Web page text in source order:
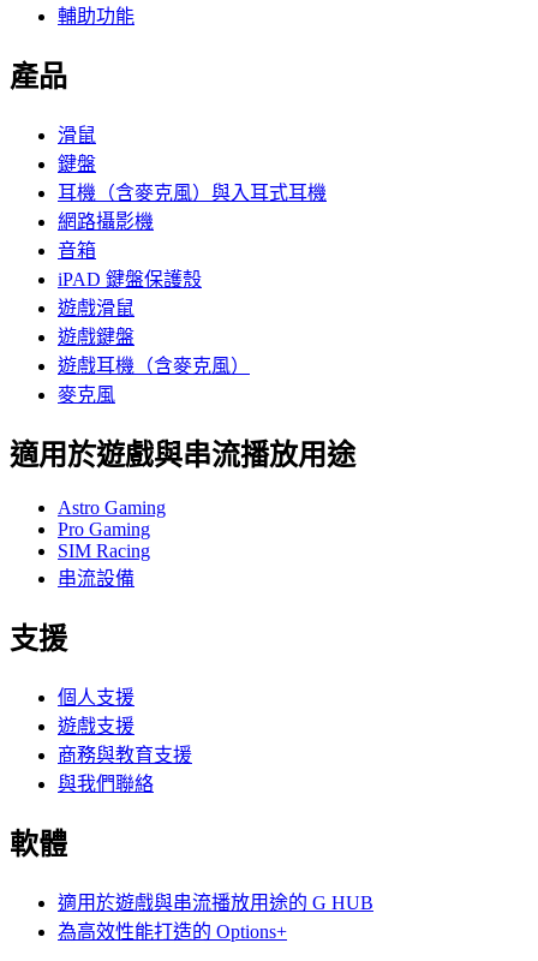
輔助功能
產品
滑鼠
鍵盤
耳機（含麥克風）與入耳式耳機
網路攝影機
音箱
iPAD 鍵盤保護殼
遊戲滑鼠
遊戲鍵盤
遊戲耳機（含麥克風）
麥克風
適用於遊戲與串流播放用途
Astro Gaming
Pro Gaming
SIM Racing
串流設備
支援
個人支援
遊戲支援
商務與教育支援
與我們聯絡
軟體
適用於遊戲與串流播放用途的 G HUB
為高效性能打造的 Options+